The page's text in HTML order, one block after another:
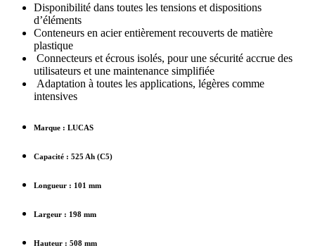
Disponibilité dans toutes les tensions et dispositions
d’éléments
Conteneurs en acier entièrement recouverts de matière
plastique
Connecteurs et écrous isolés, pour une sécurité accrue des
utilisateurs et une maintenance simplifiée
Adaptation à toutes les applications, légères comme
intensives
Marque : LUCAS
Capacité : 525 Ah (C5)
Longueur : 101 mm
Largeur : 198 mm
Hauteur : 508 mm